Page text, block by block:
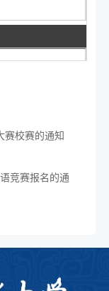
赛校赛的通知
竞赛报名的通